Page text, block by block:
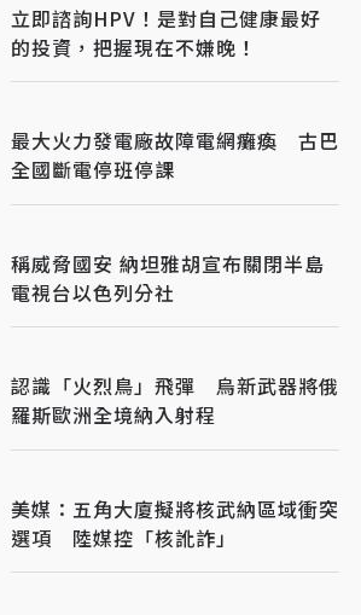
立即諮詢HPV！是對自己健康最好
的投資，把握現在不嫌晚！
最大火力發電廠故障電網癱瘓 古巴
全國斷電停班停課
稱威脅國安 納坦雅胡宣布關閉半島
電視台以色列分社
認識「火烈鳥」飛彈 烏新武器將俄
羅斯歐洲全境納入射程
美媒：五角大廈擬將核武納區域衝突
選項 陸媒控「核訛詐」